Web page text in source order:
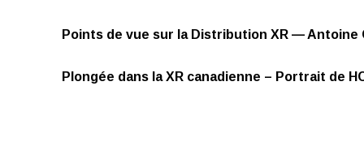
Points de vue sur la Distribution XR — Antoine
Plongée dans la XR canadienne – Portrait de